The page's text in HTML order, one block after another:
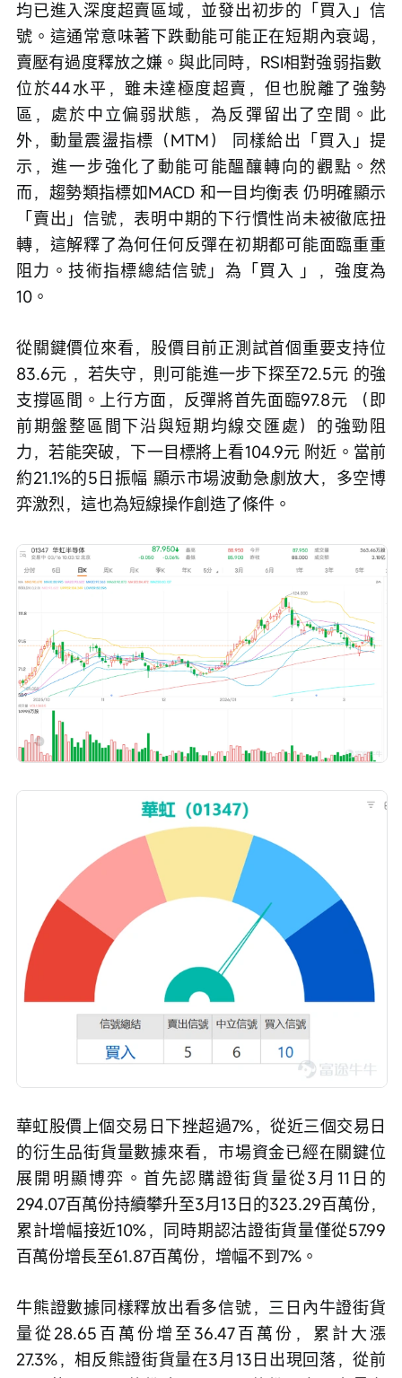
均已進入深度超賣區域，並發出初步的「買入」信
號。這通常意味著下跌動能可能正在短期內衰竭，
賣壓有過度釋放之嫌。與此同時，RSI相對強弱指數
位於44水平，雖未達極度超賣，但也脫離了強勢
區，處於中立偏弱狀態，為反彈留出了空間。此
外，動量震盪指標（MTM） 同樣給出「買入」提
示，進一步強化了動能可能醞釀轉向的觀點。然
而，趨勢類指標如MACD 和一目均衡表 仍明確顯示
「賣出」信號，表明中期的下行慣性尚未被徹底扭
轉，這解釋了為何任何反彈在初期都可能面臨重重
阻力。技術指標總結信號」為「買入 」，強度為
10。
從關鍵價位來看，股價目前正測試首個重要支持位
83.6元 ，若失守，則可能進一步下探至72.5元 的強
支撐區間。上行方面，反彈將首先面臨97.8元 （即
前期盤整區間下沿與短期均線交匯處）的強勁阻
力，若能突破，下一目標將上看104.9元 附近。當前
約21.1%的5日振幅 顯示市場波動急劇放大，多空博
弈激烈，這也為短線操作創造了條件。
華虹股價上個交易日下挫超過7%，從近三個交易日
的衍生品街貨量數據來看，市場資金已經在關鍵位
展開明顯博弈。首先認購證街貨量從3月11日的
294.07百萬份持續攀升至3月13日的323.29百萬份，
累計增幅接近10%，同時期認沽證街貨量僅從57.99
百萬份增長至61.87百萬份，增幅不到7%。
牛熊證數據同樣釋放出看多信號，三日內牛證街貨
量從28.65百萬份增至36.47百萬份，累計大漲
27.3%，相反熊證街貨量在3月13日出現回落，從前